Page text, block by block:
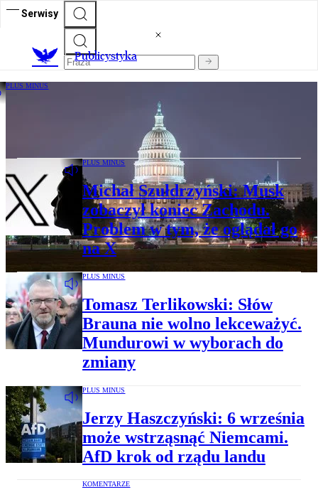
Serwisy
Publicystyka
PLUS MINUS
97 proc. poparcia dla Demokratów w
Waszyngtonie to już niebezpieczny trend
PLUS MINUS
Michał Szułdrzyński: Musk
zobaczył koniec Zachodu.
Problem w tym, że oglądał go
na X
PLUS MINUS
Tomasz Terlikowski: Słów
Brauna nie wolno lekceważyć.
Mundurowi w wyborach do
zmiany
PLUS MINUS
Jerzy Haszczyński: 6 września
może wstrząsnąć Niemcami.
AfD krok od rządu landu
KOMENTARZE